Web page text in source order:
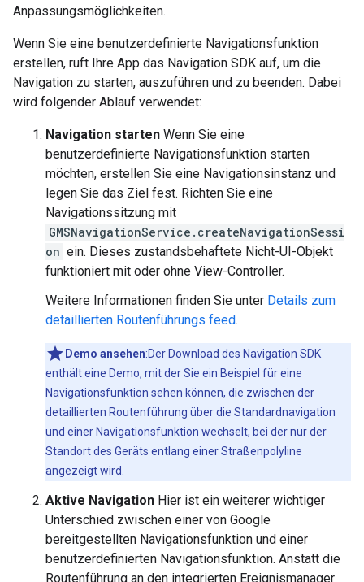
Anpassungsmöglichkeiten.
Wenn Sie eine benutzerdefinierte Navigationsfunktion
erstellen, ruft Ihre App das Navigation SDK auf, um die
Navigation zu starten, auszuführen und zu beenden. Dabei
wird folgender Ablauf verwendet:
Navigation starten Wenn Sie eine
benutzerdefinierte Navigationsfunktion starten
möchten, erstellen Sie eine Navigationsinstanz und
legen Sie das Ziel fest. Richten Sie eine
Navigationssitzung mit
GMSNavigationService.createNavigationSessi
on ein. Dieses zustandsbehaftete Nicht-UI-Objekt
funktioniert mit oder ohne View-Controller.
Weitere Informationen finden Sie unter Details zum
detaillierten Routenführungs feed.
Demo ansehen:Der Download des Navigation SDK
enthält eine Demo, mit der Sie ein Beispiel für eine
Navigationsfunktion sehen können, die zwischen der
detaillierten Routenführung über die Standardnavigation
und einer Navigationsfunktion wechselt, bei der nur der
Standort des Geräts entlang einer Straßenpolyline
angezeigt wird.
Aktive Navigation Hier ist ein weiterer wichtiger
Unterschied zwischen einer von Google
bereitgestellten Navigationsfunktion und einer
benutzerdefinierten Navigationsfunktion. Anstatt die
Routenführung an den integrierten Ereignismanager